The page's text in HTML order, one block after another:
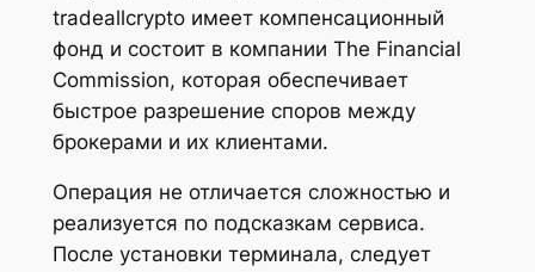
tradeallcrypto имеет компенсационный
фонд и состоит в компании The Financial
Commission, которая обеспечивает
быстрое разрешение споров между
брокерами и их клиентами.
Операция не отличается сложностью и
реализуется по подсказкам сервиса.
После установки терминала, следует